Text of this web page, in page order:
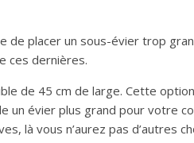
de placer un sous-évier trop
ces dernières.
de 45 cm de large. Cette
un évier plus grand pour votre
là vous n’aurez pas d’autres